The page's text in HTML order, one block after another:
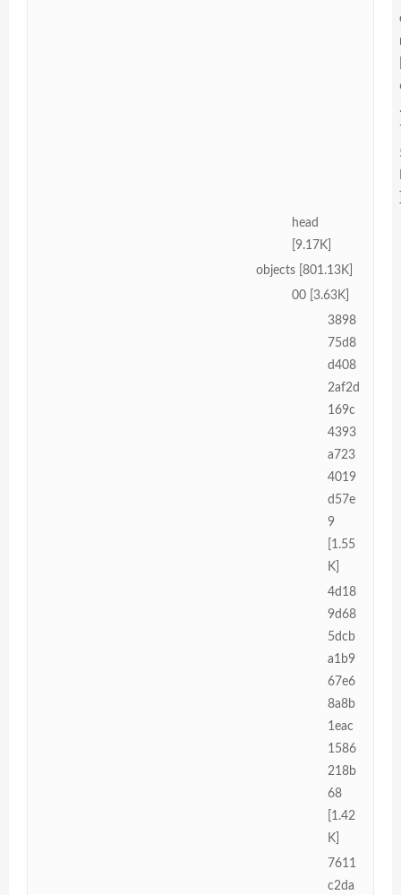
.
head
[9.17K]
objects [801.13K]
00 [3.63K]
3898
75d8
d408
2af2d
169c
4393
a723
4019
d57e
9
[1.55
K]
4d18
9d68
5dcb
a1b9
67e6
8a8b
1eac
1586
218b
68
[1.42
K]
7611
c2da